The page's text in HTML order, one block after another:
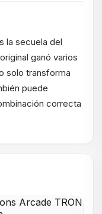
la secuela del
ganó varios
solo transforma
puede
correcta